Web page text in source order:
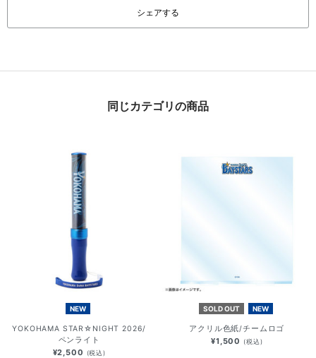
シェアする
同じカテゴリの商品
NEW
YOKOHAMA STAR☆NIGHT 2026/
ペンライト
¥2,500 (税込)
SOLD OUT NEW
アクリル色紙/チームロゴ
¥1,500 (税込)